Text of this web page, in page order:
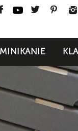
Facebook
YouTubeTwitter